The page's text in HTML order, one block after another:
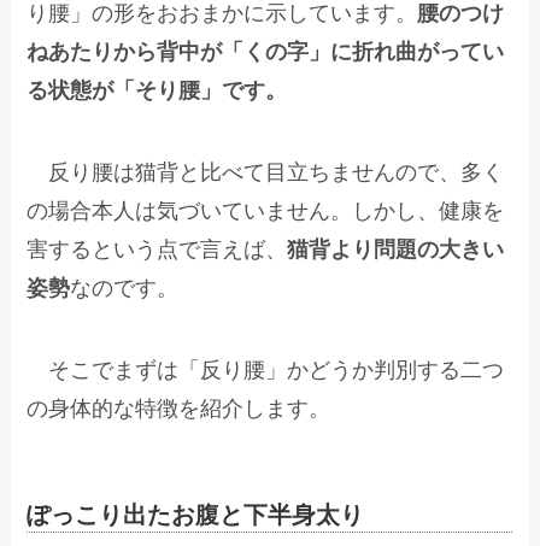
り腰」の形をおおまかに示しています。 腰のつけ
ねあたりから背中が「くの字」に折れ曲がってい
る状態が「そり腰」です。
反り腰は猫背と比べて目立ちませんので、多く
の場合本人は気づいていません。しかし、健康を
害するという点で言えば、猫背より問題の大きい
姿勢なのです。
そこでまずは「反り腰」かどうか判別する二つ
の身体的な特徴を紹介します。
ぽっこり出たお腹と下半身太り